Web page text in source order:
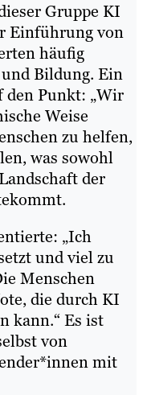
Gruppe KI
Einführung von
häufig
Bildung. Ein
Punkt: „Wir
Weise
zu helfen,
was sowohl
der
„Ich
und viel zu
Menschen
die durch KI
kann.“ Es ist
von
mit